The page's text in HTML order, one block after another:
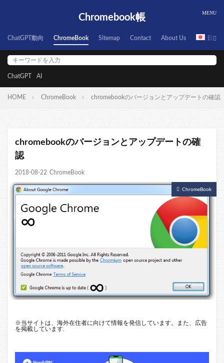
Chromebook帳
ChatGPT動向 ChromeBook Sitemap Contact About Us 日本
ChatGPT AI
HOME ChromeBook chromebookのバージョンとアップデートの確認
chromebookのバージョンとアップデートの確
認
2018-08-22 ChromeBook
ChromeBook
※当サイトは、海外在住者に向けて情報を発信しています。また、広告
を掲載しています.